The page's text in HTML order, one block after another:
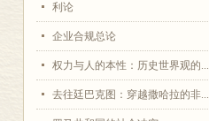
利论
企业合规总论
权力与人的本性：历史世界观的...
去往廷巴克图：穿越撒哈拉的非...